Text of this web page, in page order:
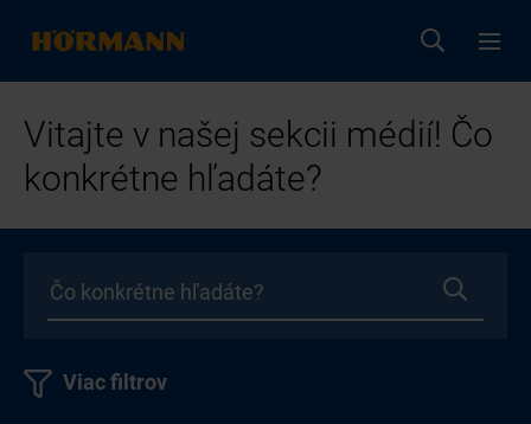
Vitajte v našej sekcii médií! Čo
konkrétne hľadáte?
Viac filtrov